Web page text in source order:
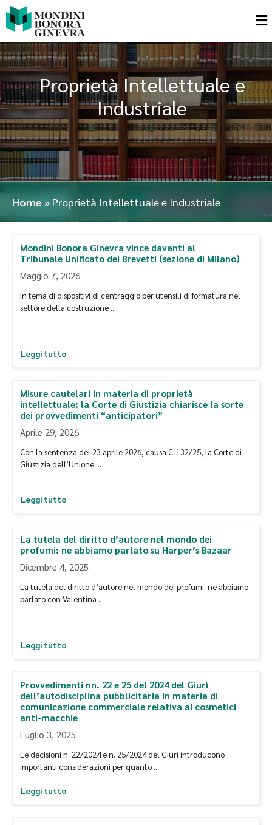
Proprietà Intellettuale e
Industriale
Home » Proprietà Intellettuale e Industriale
Mondini Bonora Ginevra vince davanti al
Tribunale Unificato dei Brevetti (sezione di Milano)
Maggio 7, 2026
In tema di dispositivi di centraggio per utensili di formatura nel
settore della costruzione …
Leggi tutto
Misure cautelari in materia di proprietà
intellettuale: la Corte di Giustizia chiarisce la sorte
dei provvedimenti “anticipatori”
Aprile 29, 2026
Con la sentenza del 23 aprile 2026, causa C-132/25, la Corte di
Giustizia dell’Unione …
Leggi tutto
La tutela del diritto d’autore nel mondo dei
profumi: ne abbiamo parlato su Harper’s Bazaar
Dicembre 4, 2025
La tutela del diritto d’autore nel mondo dei profumi: ne abbiamo
parlato con Valentina …
Leggi tutto
Provvedimenti nn. 22 e 25 del 2024 del Giurì
dell’autodisciplina pubblicitaria in materia di
comunicazione commerciale relativa ai cosmetici
anti-macchie
Luglio 3, 2025
Le decisioni n. 22/2024 e n. 25/2024 del Giurì introducono
importanti considerazioni per quanto …
Leggi tutto